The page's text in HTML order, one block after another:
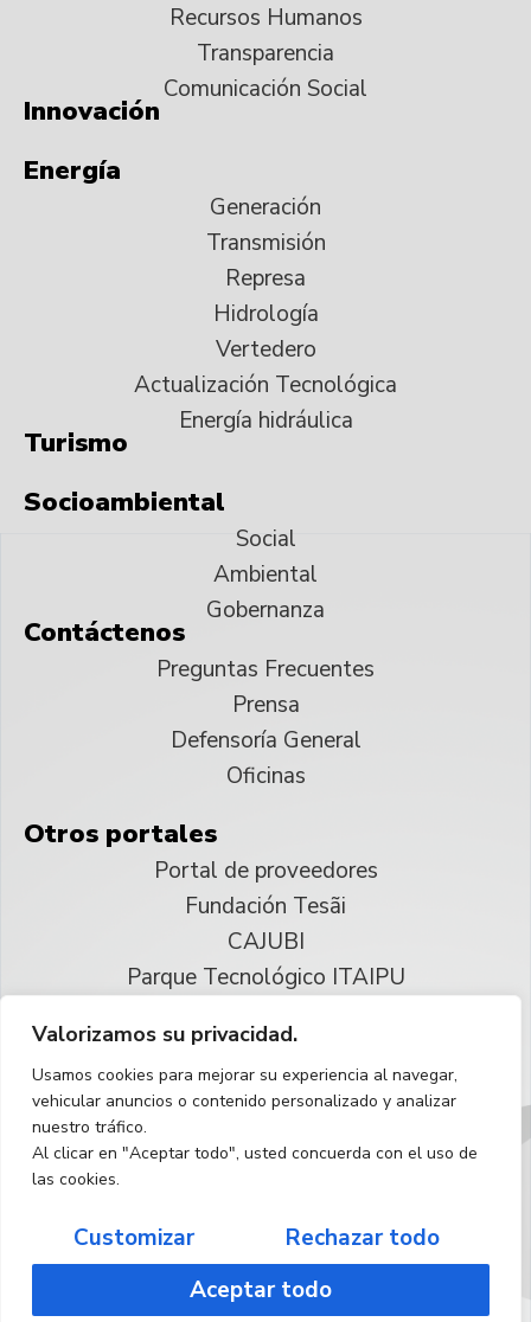
Valorizamos su privacidad.
Usamos cookies para mejorar su experiencia al navegar,
vehicular anuncios o contenido personalizado y analizar
nuestro tráfico.
Al clicar en "Aceptar todo", usted concuerda con el uso de
las cookies.
Customizar
Rechazar todo
Aceptar todo
Recursos Humanos
Transparencia
Comunicación Social
Innovación
Energía
Generación
Transmisión
Represa
Hidrología
Vertedero
Actualización Tecnológica
Energía hidráulica
Turismo
Socioambiental
Social
Ambiental
Gobernanza
Contáctenos
Preguntas Frecuentes
Prensa
Defensoría General
Oficinas
Otros portales
Portal de proveedores
Fundación Tesãi
CAJUBI
Parque Tecnológico ITAIPU
Reservados todos los derechos
Español